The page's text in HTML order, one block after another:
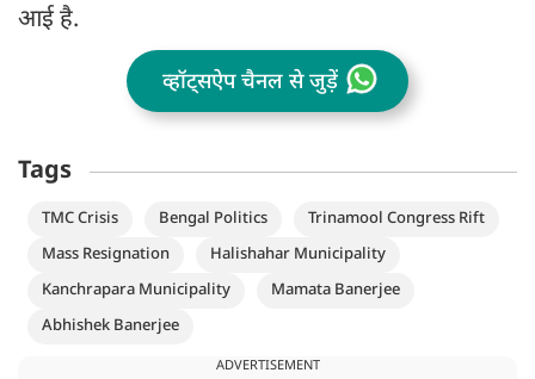
आई है.
व्हॉट्सऐप चैनल से जुड़ें
Tags
TMC Crisis Bengal Politics
Trinamool Congress Rift
Mass Resignation
Halishahar Municipality
Kanchrapara Municipality
Mamata Banerjee
Abhishek Banerjee
ADVERTISEMENT